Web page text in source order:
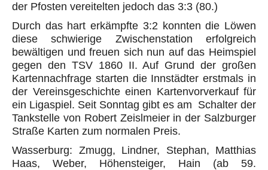
der Pfosten vereitelten jedoch das 3:3 (80.)
Durch das hart erkämpfte 3:2 konnten die Löwen
diese schwierige Zwischenstation erfolgreich
bewältigen und freuen sich nun auf das Heimspiel
gegen den TSV 1860 II. Auf Grund der großen
Kartennachfrage starten die Innstädter erstmals in
der Vereinsgeschichte einen Kartenvorverkauf für
ein Ligaspiel. Seit Sonntag gibt es am Schalter der
Tankstelle von Robert Zeislmeierin der Salzburger
Straße Karten zum normalen Preis.
Wasserburg: Zmugg, Lindner, Stephan, Matthias
Haas, Weber, Höhensteiger, Hain (ab 59.